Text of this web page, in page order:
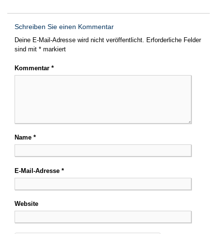
Schreiben Sie einen Kommentar
Deine E-Mail-Adresse wird nicht veröffentlicht. Erforderliche Felder
sind mit * markiert
Kommentar *
Name *
E-Mail-Adresse *
Website